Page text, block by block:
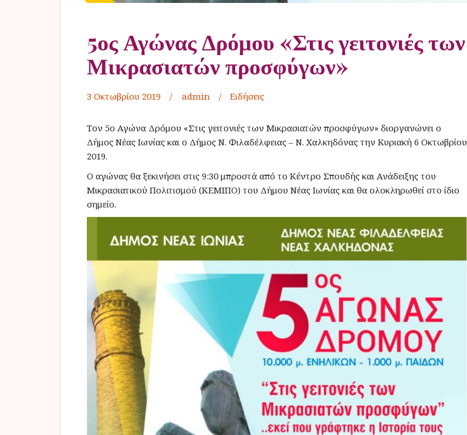
5ος Αγώνας Δρόμου «Στις γειτονιές των
Μικρασιατών προσφύγων»
3 Οκτωβρίου 2019 admin Ειδήσεις
Τον 5ο Αγώνα Δρόμου «Στις γειτονιές των Μικρασιατών προσφύγων» διοργανώνει ο
Δήμος Νέας Ιωνίας και ο Δήμος Ν. Φιλαδέλφειας – Ν. Χαλκηδόνας την Κυριακή 6 Οκτωβρίου
2019.
Ο αγώνας θα ξεκινήσει στις 9:30 μπροστά από το Κέντρο Σπουδής και Ανάδειξης του
Μικρασιατικού Πολιτισμού (ΚΕΜΙΠΟ) του Δήμου Νέας Ιωνίας και θα ολοκληρωθεί στο ίδιο
σημείο.